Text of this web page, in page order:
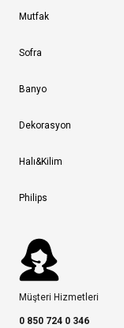
Mutfak
Sofra
Banyo
Dekorasyon
Halı&Kilim
Philips
Müşteri Hizmetleri
0 850 724 0 346